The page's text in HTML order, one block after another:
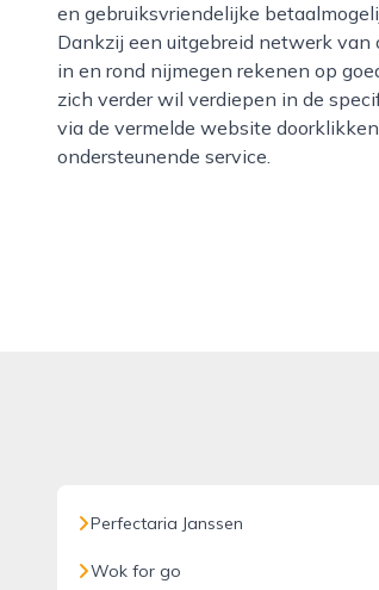
en gebruiksvriendelijke
Dankzij een uitgebreid netwerk
in en rond nijmegen rekenen op
zich verder wil verdiepen in de
via de vermelde website
ondersteunende service.
Perfectaria Janssen
Wok for go